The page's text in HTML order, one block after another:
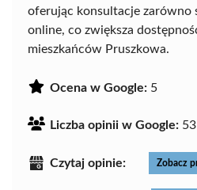
oferując konsultacje zarówno
online, co zwiększa
mieszkańców Pruszkowa.
Ocena w Google: 5
Liczba opinii w Google: 53
Czytaj opinie: Zobacz